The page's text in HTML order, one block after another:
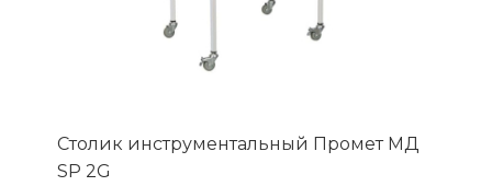
Столик инструментальный Промет МД
SP 2G